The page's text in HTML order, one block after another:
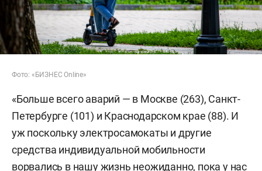
Фото: «БИЗНЕС Online»
«Больше всего аварий — в Москве (263), Санкт-
Петербурге (101) и Краснодарском крае (88). И
уж поскольку электросамокаты и другие
средства индивидуальной мобильности
ворвались в нашу жизнь неожиданно, пока у нас